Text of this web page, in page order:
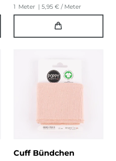
1 Meter | 5,95 € / Meter
Cuff Bündchen